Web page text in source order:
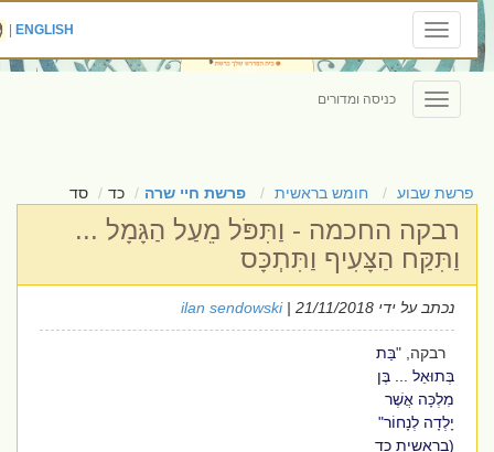
Toggle
navigation
ENGLISH
|
Toggle
navigation
כניסה ומדורים
פרשת שבוע חומש בראשית פרשת חיי שרה כד סד
רבקה החכמה - וַתִּפֹּל מֵעַל הַגָּמָל ...
וַתִּקַּח הַצָּעִיף וַתִּתְכָּס
נכתב על ידי ilan sendowski| 21/11/2018
רבקה, "בַּת
בְּתוּאֵל ... בֶּן
מִלְכָּה אֲשֶׁר
יָלְדָה לְנָחוֹר"
(בראשית כד